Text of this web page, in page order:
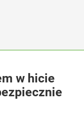
w hicie